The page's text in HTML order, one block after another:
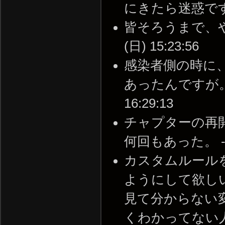
にきたら迷惑で
皆そろうまで
(日) 15:23:56
感染者側の時に
あったんですが
16:29:13
チャプターの再
何回もあった。
カスタムルール
ようにして欲し
見て分からない
くわかってな